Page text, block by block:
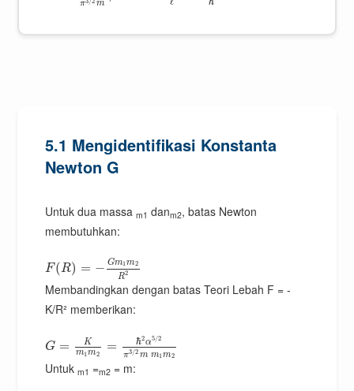
π m
5.1 Mengidentifikasi Konstanta
Newton G
Untuk dua massam1 danm2, batas Newton
membutuhkan:
F(R) = − Gm1m2
R2
Membandingkan dengan batas Teori Lebah F = -
K/R² memberikan:
G =
K
m1 m2 = ℏ2α5/2
π3/2 m m1m2
Untukm1 =m2 = m: